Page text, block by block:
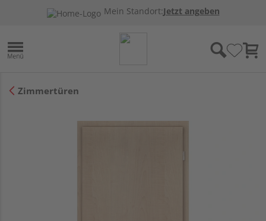
Mein Standort:Jetzt angeben
Zimmertüren